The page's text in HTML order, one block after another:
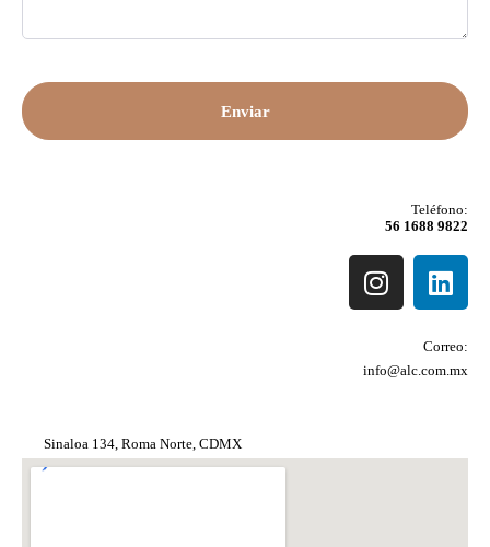
Teléfono:
56 1688 9822
Correo:
info@alc.com.mx
Sinaloa 134, Roma Norte, CDMX